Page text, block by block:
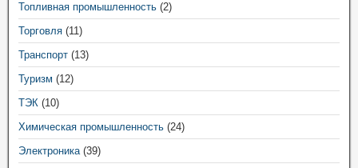
Топливная промышленность (2)
Торговля (11)
Транспорт (13)
Туризм (12)
ТЭК (10)
Химическая промышленность (24)
Электроника(39)